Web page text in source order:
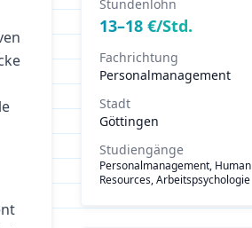
Stundenlohn
13–18 €/Std.
Fachrichtung
Personalmanagement
Stadt
Göttingen
Studiengänge
Personalmanagement, Human
Resources, Arbeitspsychologie